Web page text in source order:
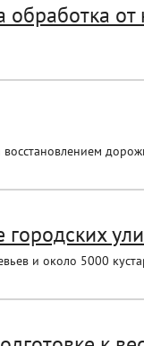
обработка
восстановлением
и около 5000